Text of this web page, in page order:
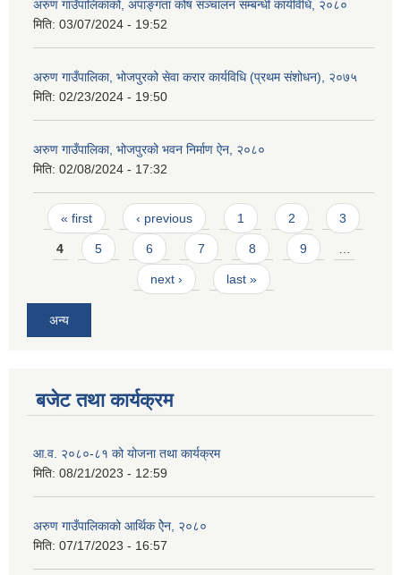
अरुण गाउँपालिकाको, अपाङ्गता कोष सञ्‍चालन सम्बन्धी कार्यविधि, २०८०
मिति: 03/07/2024 - 19:52
अरुण गाउँपालिका, भोजपुरको सेवा करार कार्यविधि (प्रथम संशोधन), २०७५
मिति: 02/23/2024 - 19:50
अरुण गाउँपालिका, भोजपुरको भवन निर्माण ऐन, २०८०
मिति: 02/08/2024 - 17:32
Pages
« first ‹ previous 1 2 3
4 5 6 7 8 9
next › last »
अन्य
बजेट तथा कार्यक्रम
आ.व. २०८०-८१ को योजना तथा कार्यक्रम
मिति: 08/21/2023 - 12:59
अरुण गाउँपालिकाको आर्थिक ऐेन, २०८०
मिति: 07/17/2023 - 16:57